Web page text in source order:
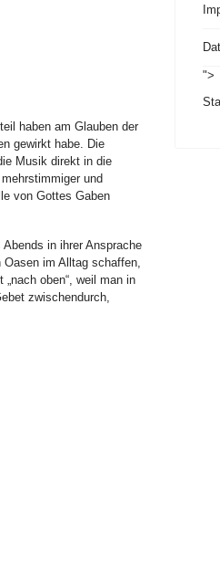
haben am Glauben der
gewirkt habe. Die
Musik direkt in die
und
von Gottes Gaben
in ihrer Ansprache
im Alltag schaffen,
oben“, weil man in
zwischendurch,
">